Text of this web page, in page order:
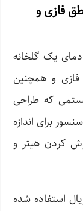
فازی و
یک گلخانه
و همچنین
که طراحی
برای اندازه
کردن هیتر و
استفاده شده